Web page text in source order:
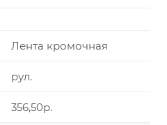
Лента кромочная
рул.
356,50р.